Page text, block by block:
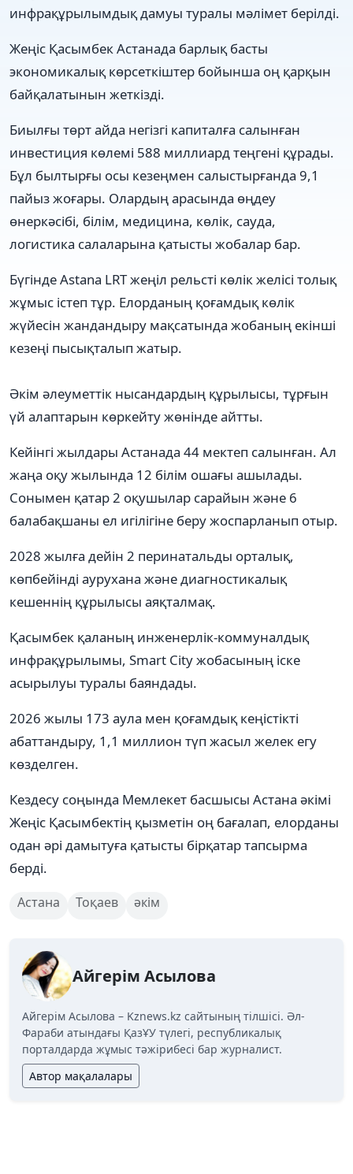
инфрақұрылымдық дамуы туралы мәлімет берілді.
Жеңіс Қасымбек Астанада барлық басты
экономикалық көрсеткіштер бойынша оң қарқын
байқалатынын жеткізді.
Биылғы төрт айда негізгі капиталға салынған
инвестиция көлемі 588 миллиард теңгені құрады.
Бұл былтырғы осы кезеңмен салыстырғанда 9,1
пайыз жоғары. Олардың арасында өңдеу
өнеркәсібі, білім, медицина, көлік, сауда,
логистика салаларына қатысты жобалар бар.
Бүгінде Astana LRT жеңіл рельсті көлік желісі толық
жұмыс істеп тұр. Елорданың қоғамдық көлік
жүйесін жандандыру мақсатында жобаның екінші
кезеңі пысықталып жатыр.
Әкім әлеуметтік нысандардың құрылысы, тұрғын
үй алаптарын көркейту жөнінде айтты.
Кейінгі жылдары Астанада 44 мектеп салынған. Ал
жаңа оқу жылында 12 білім ошағы ашылады.
Сонымен қатар 2 оқушылар сарайын және 6
балабақшаны ел игілігіне беру жоспарланып отыр.
2028 жылға дейін 2 перинатальды орталық,
көпбейінді аурухана және диагностикалық
кешеннің құрылысы аяқталмақ.
Қасымбек қаланың инженерлік-коммуналдық
инфрақұрылымы, Smart City жобасының іске
асырылуы туралы баяндады.
2026 жылы 173 аула мен қоғамдық кеңістікті
абаттандыру, 1,1 миллион түп жасыл желек егу
көзделген.
Кездесу соңында Мемлекет басшысы Астана әкімі
Жеңіс Қасымбектің қызметін оң бағалап, елорданы
одан әрі дамытуға қатысты бірқатар тапсырма
берді.
Астана Тоқаев әкім
Айгерім Асылова
Айгерім Асылова – Kznews.kz сайтының тілшісі. Әл-
Фараби атындағы ҚазҰУ түлегі, республикалық
порталдарда жұмыс тәжірибесі бар журналист.
Автор мақалалары